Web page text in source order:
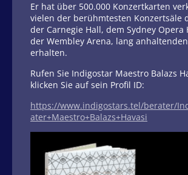
Er hat über 500.000 Konzertkarten
vielen der berühmtesten Konzertsäle
der Carnegie Hall, dem Sydney Opera
der Wembley Arena, lang
erhalten.
Rufen Sie Indigostar Maestro Balazs
klicken Sie auf sein Profil ID:
https://www.indigostars.tel/berater/
ater+Maestro+Balazs+Havasi